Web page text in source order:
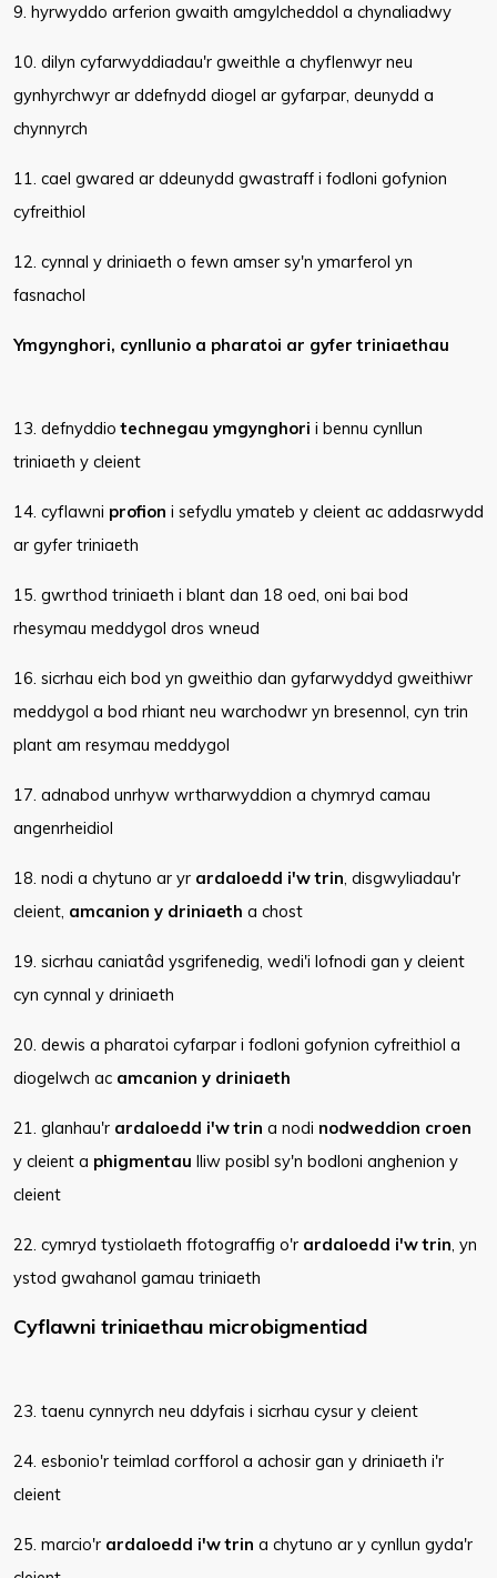
9. hyrwyddo arferion gwaith amgylcheddol a chynaliadwy
10. dilyn cyfarwyddiadau'r gweithle a chyflenwyr neu
gynhyrchwyr ar ddefnydd diogel ar gyfarpar, deunydd a
chynnyrch
11. cael gwared ar ddeunydd gwastraff i fodloni gofynion
cyfreithiol
12. cynnal y driniaeth o fewn amser sy'n ymarferol yn
fasnachol
Ymgynghori, cynllunio a pharatoi ar gyfer triniaethau
13. defnyddiotechnegau ymgynghori i bennu cynllun
triniaeth y cleient
14. cyflawni profion i sefydlu ymateb y cleient ac addasrwydd
ar gyfer triniaeth
15. gwrthod triniaeth i blant dan 18 oed, oni bai bod
rhesymau meddygol dros wneud
16. sicrhau eich bod yn gweithio dan gyfarwyddyd gweithiwr
meddygol a bod rhiant neu warchodwr yn bresennol, cyn trin
plant am resymau meddygol
17. adnabod unrhyw wrtharwyddion a chymryd camau
angenrheidiol
18. nodi a chytuno ar yr ardaloedd i'w trin, disgwyliadau'r
cleient, amcanion y driniaeth a chost
19. sicrhau caniatâd ysgrifenedig, wedi'i lofnodi gan y cleient
cyn cynnal y driniaeth
20. dewis a pharatoi cyfarpar i fodloni gofynion cyfreithiol a
diogelwch ac amcanion y driniaeth
21. glanhau'r ardaloedd i'w trin a nodi nodweddion croen
y cleient a phigmentau lliw posibl sy'n bodloni anghenion y
cleient
22. cymryd tystiolaeth ffotograffig o'r ardaloedd i'w trin, yn
ystod gwahanol gamau triniaeth
Cyflawni triniaethau microbigmentiad
23. taenu cynnyrch neu ddyfais i sicrhau cysur y cleient
24. esbonio'r teimlad corfforol a achosir gan y driniaeth i'r
cleient
25. marcio'r ardaloedd i'w trin a chytuno ar y cynllun gyda'r